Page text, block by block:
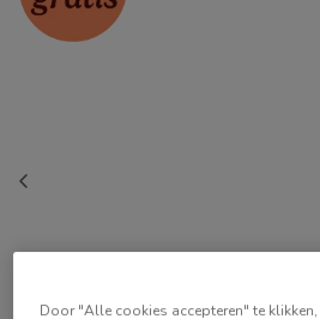
Door "Alle cookies accepteren" te